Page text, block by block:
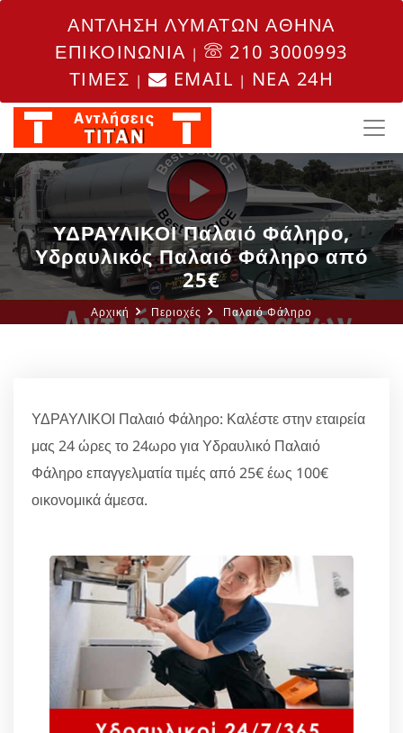
ΑΝΤΛΗΣΗ ΛΥΜΑΤΩΝ ΑΘΗΝΑ
ΕΠΙΚΟΙΝΩΝΙΑ |
210 3000993
ΤΙΜΕΣ | EMAIL | NEA 24H
ΥΔΡΑΥΛΙΚΟΙ Παλαιό Φάληρο,
Υδραυλικός Παλαιό Φάληρο από
25€
Αρχική Περιοχές Παλαιό Φάληρο
ΥΔΡΑΥΛΙΚΟΙ Παλαιό Φάληρο: Καλέστε στην εταιρεία
μας 24 ώρες το 24ωρο για Υδραυλικό Παλαιό
Φάληρο επαγγελματία τιμές από 25€ έως 100€
οικονομικά άμεσα.